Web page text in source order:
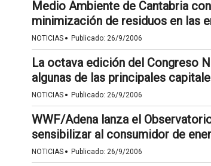
Medio Ambiente de Cantabria
minimización de residuos en las
NOTICIAS · Publicado: 26/9/2006
La octava edición del Congreso
algunas de las principales
NOTICIAS · Publicado: 26/9/2006
WWF/Adena lanza el
sensibilizar al consumidor de
NOTICIAS · Publicado: 26/9/2006